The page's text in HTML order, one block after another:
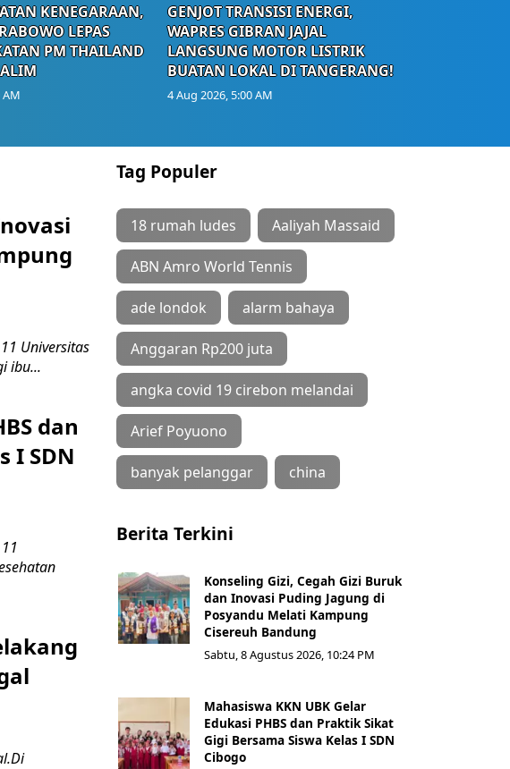
KENEGARAAN,
LEPAS
PM THAILAND
AM
GENJOT TRANSISI ENERGI,
WAPRES GIBRAN JAJAL
LANGSUNG MOTOR LISTRIK
BUATAN LOKAL DI TANGERANG!
4 Aug 2026, 5:00 AM
11 Universitas
ibu...
dan
I SDN
Tag Populer
18 rumah ludes Aaliyah Massaid
ABN Amro World Tennis
ade londok alarm bahaya
Anggaran Rp200 juta
angka covid 19 cirebon melandai
Arief Poyuono
banyak pelanggar china
Berita Terkini
Konseling Gizi, Cegah Gizi Buruk
dan Inovasi Puding Jagung di
Posyandu Melati Kampung
Cisereuh Bandung
Sabtu, 8 Agustus 2026, 10:24 PM
Mahasiswa KKN UBK Gelar
Edukasi PHBS dan Praktik Sikat
Gigi Bersama Siswa Kelas I SDN
Cibogo